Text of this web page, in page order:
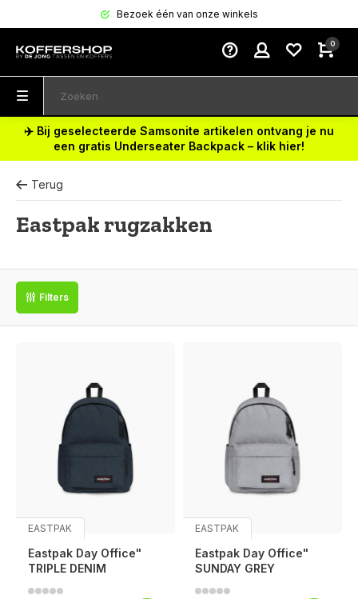
Bezoek één van onze winkels
0
✈️ Bij geselecteerde Samsonite artikelen ontvang je nu
een gratis Underseater Backpack – klik hier!
Terug
Eastpak rugzakken
Filters
EASTPAK
Eastpak Day Office"
TRIPLE DENIM
EASTPAK
Eastpak Day Office"
SUNDAY GREY